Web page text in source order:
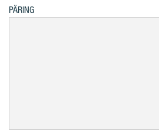
PÄRING